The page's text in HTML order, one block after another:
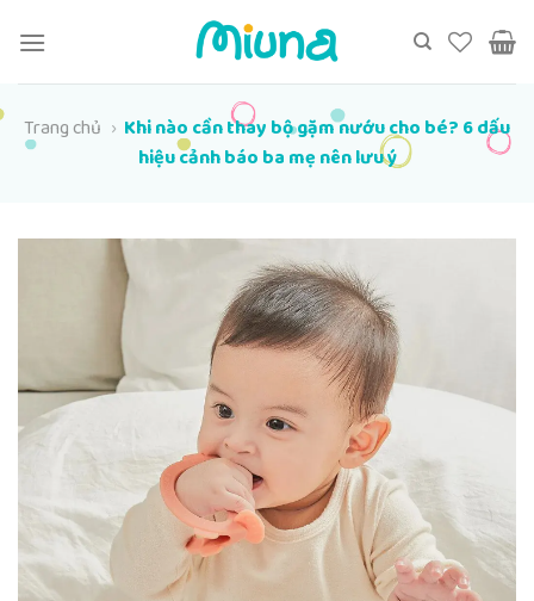
đến
dung
Trang chủ › Khi nào cần thay bộ gặm nướu cho bé? 6 dấu
hiệu cảnh báo ba mẹ nên lưu ý